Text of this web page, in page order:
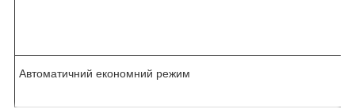
Автоматичний економний режим